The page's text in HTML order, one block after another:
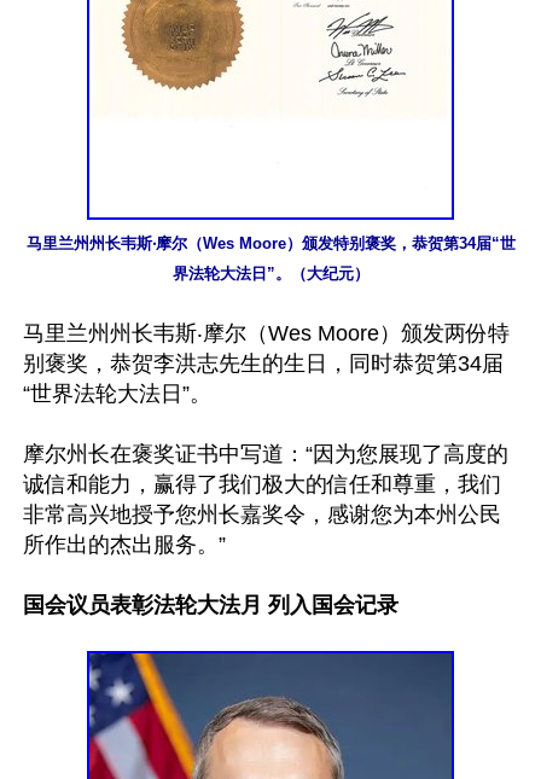
马里兰州州长韦斯‧摩尔（Wes Moore）颁发特别褒奖，恭贺第34届“世
界法轮大法日”。（大纪元）
马里兰州州长韦斯‧摩尔（Wes Moore）颁发两份特
别褒奖，恭贺李洪志先生的生日，同时恭贺第34届
“世界法轮大法日”。
摩尔州长在褒奖证书中写道：“因为您展现了高度的
诚信和能力，赢得了我们极大的信任和尊重，我们
非常高兴地授予您州长嘉奖令，感谢您为本州公民
所作出的杰出服务。”
国会议员表彰法轮大法月 列入国会记录